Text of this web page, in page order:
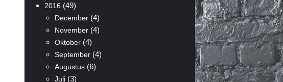
2016 (49)
December(4)
November(4)
Oktober(4)
September(4)
Augustus(6)
Juli(3)